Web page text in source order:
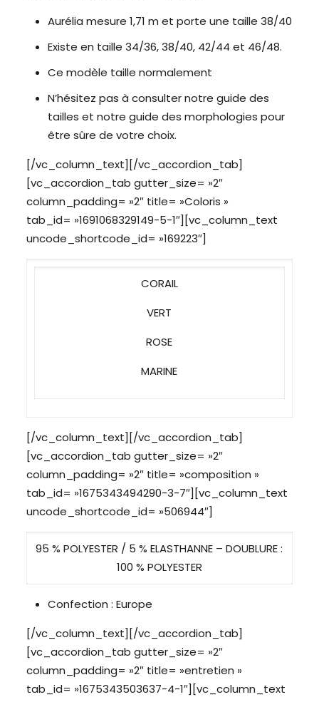
Aurélia mesure 1,71 m et porte une taille 38/40
Existe en taille 34/36, 38/40, 42/44 et 46/48.
Ce modèle taille normalement
N’hésitez pas à consulter notre guide des
tailles et notre guide des morphologies pour
être sûre de votre choix.
[/vc_column_text][/vc_accordion_tab]
[vc_accordion_tab gutter_size= »2″
column_padding= »2″ title= »Coloris »
tab_id= »1691068329149-5-1″][vc_column_text
uncode_shortcode_id= »169223″]
CORAIL
VERT
ROSE
MARINE
[/vc_column_text][/vc_accordion_tab]
[vc_accordion_tab gutter_size= »2″
column_padding= »2″ title= »composition »
tab_id= »1675343494290-3-7″][vc_column_text
uncode_shortcode_id= »506944″]
95 % POLYESTER / 5 % ELASTHANNE – DOUBLURE :
100 % POLYESTER
Confection : Europe
[/vc_column_text][/vc_accordion_tab]
[vc_accordion_tab gutter_size= »2″
column_padding= »2″ title= »entretien »
tab_id= »1675343503637-4-1″][vc_column_text